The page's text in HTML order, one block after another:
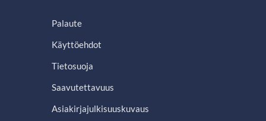
Palaute
Käyttöehdot
Tietosuoja
Saavutettavuus
Asiakirjajulkisuuskuvaus